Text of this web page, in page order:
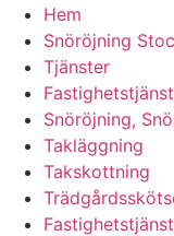
Hem
Snöröjning
Tjänster
Snöröjning,
Takläggning
Takskottning